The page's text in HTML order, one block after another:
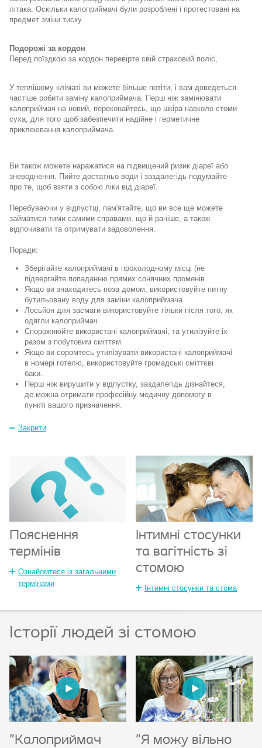
літака. Оскільки калоприймачі були розроблені і протестовані на
предмет зміни тиску
Подорожі за кордон
Перед поїздкою за кордон перевірте свій страховий поліс,
У теплішому кліматі ви можете більше потіти, і вам доведеться
частіше робити заміну калоприймача. Перш ніж замінювати
калоприймач на новий, переконайтесь, що шкіра навколо стоми
суха, для того щоб забезпечити надійне і герметичне
приклеювання калоприймача.
Ви також можете наражатися на підвищений ризик діареї або
зневоднення. Пийте достатньо води і заздалегідь подумайте
про те, щоб взяти з собою ліки від діареї.
Перебуваючи у відпустці, пам'ятайте, що ви все ще можете
займатися тими самими справами, що й раніше, а також
відпочивати та отримувати задоволення.
Поради:
Зберігайте калоприймачі в прохолодному місці (не
підвергайте попаданню прямих сонячних променів
Якщо ви знаходитесь поза домом, використовуйте питну
бутильовану воду для заміни калоприймача
Лосьйон для засмаги використовуйте тільки після того, як
одягли калоприймач
Спорожнюйте використані калоприймачі, та утилізуйте іх
разом з побутовим сміттям
Якщо ви соромтесь утилізувати використані калоприймачі
в номері готелю, використовуйте громадські сміттєві
баки.
Перш ніж вирушити у відпустку, заздалегідь дізнайтеся,
де можна отримати професійну медичну допомогу в
пункті вашого призначення.
Закрити
Пояснення
термінів
Ознайомтеся із загальними
термінами
Інтимні стосунки
та вагітність зі
стомою
Інтимні стосунки та стома
Історії людей зі стомою
"Калоприймач
"Я можу вільно